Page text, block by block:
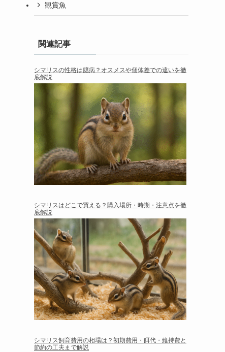
観賞魚
関連記事
シマリスの性格は臆病？オスメスや個体差での違いを徹
底解説
シマリスはどこで買える？購入場所・時期・注意点を徹
底解説
シマリス飼育費用の相場は？初期費用・餌代・維持費と
節約の工夫まで解説